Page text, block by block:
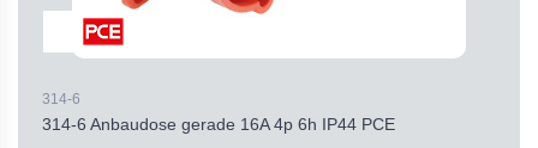
314-6
314-6 Anbaudose gerade 16A 4p 6h IP44 PCE